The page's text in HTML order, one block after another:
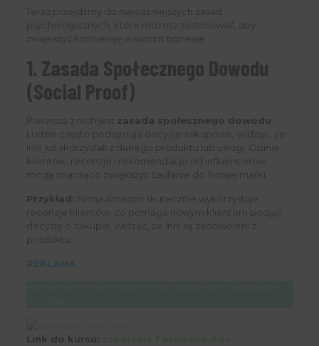
Teraz przejdźmy do najważniejszych zasad
psychologicznych, które możesz zastosować, aby
zwiększyć konwersję w swoim biznesie.
1. Zasada Społecznego Dowodu
(Social Proof)
Pierwszą z nich jest zasada społecznego dowodu
Ludzie często podejmują decyzje zakupowe, widząc, że
inni już skorzystali z danego produktu lub usługi. Opinie
klientów, recenzje i rekomendacje od influencerów
mogą znacząco zwiększyć zaufanie do Twojej marki.
Przykład: Firma Amazon skutecznie wykorzystuje
recenzje klientów, co pomaga nowym klientom podjąć
decyzję o zakupie, widząc, że inni są zadowoleni z
produktu.
REKLAMA
Link do kursu: